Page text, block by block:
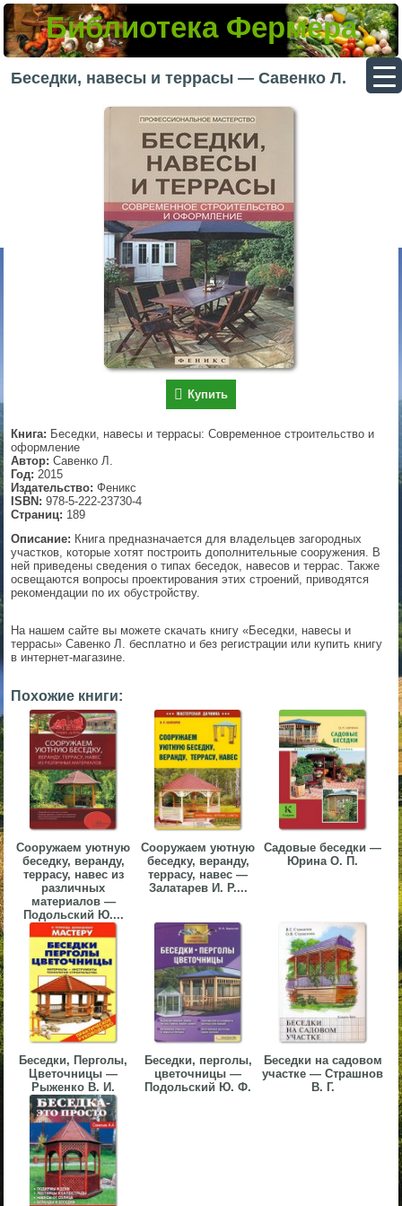
Библиотека Фермера
Беседки, навесы и террасы — Савенко Л.
Купить
Книга: Беседки, навесы и террасы: Современное строительство и
оформление
Автор: Савенко Л.
Год: 2015
Издательство: Феникс
ISBN: 978-5-222-23730-4
Страниц: 189
Описание: Книга предназначается для владельцев загородных
участков, которые хотят построить дополнительные сооружения. В
ней приведены сведения о типах беседок, навесов и террас. Также
освещаются вопросы проектирования этих строений, приводятся
рекомендации по их обустройству.
На нашем сайте вы можете скачать книгу «Беседки, навесы и
террасы» Савенко Л. бесплатно и без регистрации или купить книгу
в интернет-магазине.
Похожие книги:
Сооружаем уютную
беседку, веранду,
террасу, навес из
различных
материалов —
Подольский Ю....
Сооружаем уютную
беседку, веранду,
террасу, навес —
Залатарев И. Р....
Садовые беседки —
Юрина О. П.
Беседки, Перголы,
Цветочницы —
Рыженко В. И.
Беседки, перголы,
цветочницы —
Подольский Ю. Ф.
Беседки на садовом
участке — Страшнов
В. Г.
▼
▼
▼
▼
▼
▼
▼
▼